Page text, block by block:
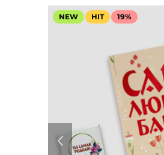
NEW HIT 19%